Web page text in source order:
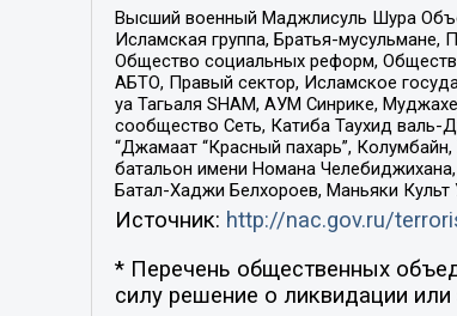
Высший военный Маджлисуль Шура
Исламская группа, Братья-
Общество социальных реформ,
АБТО, Правый сектор, Исламское
уа Тагьаля SHAM, АУМ Синрике,
сообщество Сеть, Катиба Таухид валь-
“Джамаат “Красный пахарь”,
батальон имени Номана
Батал-Хаджи Белхороев, Маньяки
Источник: http://nac.gov.ru/
* Перечень общественных
силу решение о ликвидации или